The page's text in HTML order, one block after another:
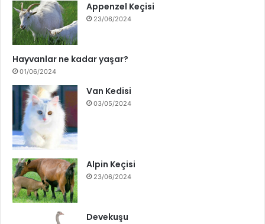
Appenzel Keçisi
23/06/2024
Hayvanlar ne kadar yaşar?
01/06/2024
Van Kedisi
03/05/2024
Alpin Keçisi
23/06/2024
Devekuşu